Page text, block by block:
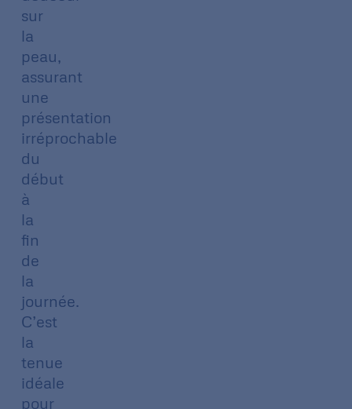
sur
la
peau,
assurant
une
présentation
irréprochable
du
début
à
la
fin
de
la
journée.
C’est
la
tenue
idéale
pour